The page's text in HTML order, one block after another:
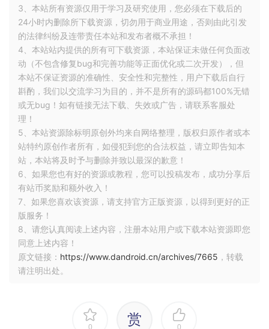
3、本站所有资源仅用于学习及研究使用，您必须在下载后的
24小时内删除所下载资源，切勿用于商业用途，否则由此引发
的法律纠纷及连带责任本站和发布者概不承担！
4、本站站内提供的所有可下载资源，本站保证未做任何负面改
动（不包含修复bug和完善功能等正面优化或二次开发），但
本站不保证资源的准确性、安全性和完整性，用户下载后自行
斟酌，我们以交流学习为目的，并不是所有的源码都100%无错
或无bug！如有链接无法下载、失效或广告，请联系客服处
理！
5、本站资源除标明原创外均来自网络整理，版权归原作者或本
站特约原创作者所有，如侵犯到您的合法权益，请立即告知本
站，本站将及时予与删除并致以最深的歉意！
6、如果您也有好的资源或教程，您可以投稿发布，成功分享后
有站币奖励和额外收入！
7、如果您喜欢该资源，请支持官方正版资源，以得到更好的正
版服务！
8、请您认真阅读上述内容，注册本站用户或下载本站资源即您
同意上述内容！
原文链接： https://www.dandroid.cn/archives/7665 ，转载
请注明出处。
0 赏 0